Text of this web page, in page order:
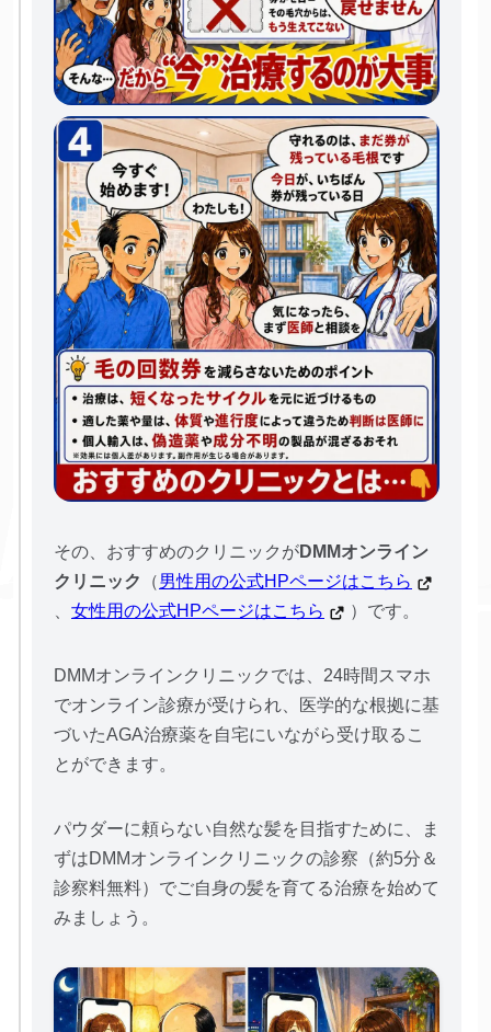
その、おすすめのクリニックがDMMオンライン
クリニック
（男性用の公式HPページはこちら
、 女性用の公式HPページはこちら ）です。
DMMオンラインクリニックでは、24時間スマホ
でオンライン診療が受けられ、医学的な根拠に基
づいたAGA治療薬を自宅にいながら受け取るこ
とができます。
パウダーに頼らない自然な髪を目指すために、ま
ずはDMMオンラインクリニックの診察（約5分＆
診察料無料）でご自身の髪を育てる治療を始めて
みましょう。